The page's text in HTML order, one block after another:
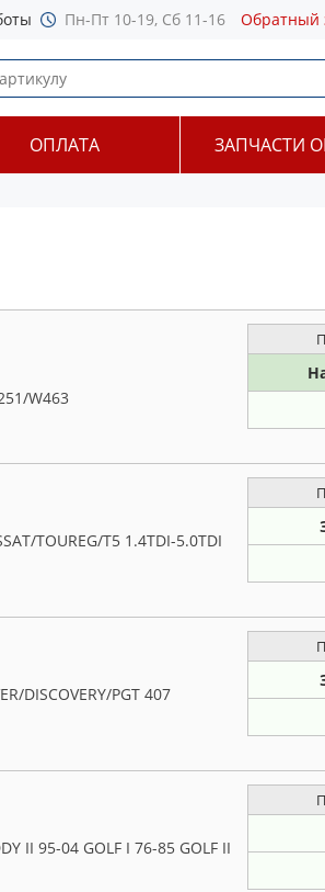
Пн-Пт 10-19, Сб 11-16 Обратный
ОПЛАТА ЗАПЧАСТИ
W463
TOUREG/T5 1.4TDI-5.0TDI
DISCOVERY/PGT 407
II 95-04 GOLF I 76-85 GOLF II